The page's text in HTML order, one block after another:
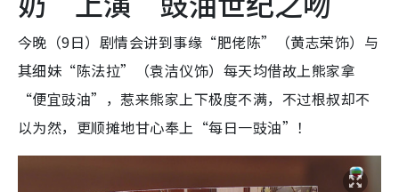
今晚（9日）剧情会讲到事缘“肥佬陈”（黄志荣饰）与
其细妹“陈法拉”（袁洁仪饰）每天均借故上熊家拿
“便宜豉油”，惹来熊家上下极度不满，不过根叔却不
以为然，更顺摊地甘心奉上“每日一豉油”！